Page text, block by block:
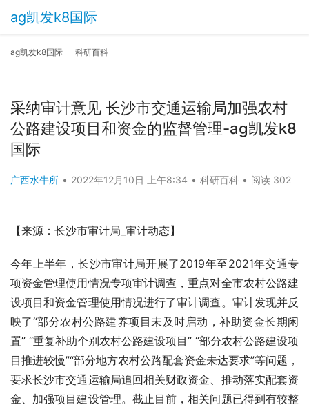
ag凯发k8国际
ag凯发k8国际 科研百科
采纳审计意见 长沙市交通运输局加强农村
公路建设项目和资金的监督管理-ag凯发k8
国际
广西水牛所 • 2022年12月10日 上午8:34 • 科研百科 • 阅读 302
【来源：长沙市审计局_审计动态】
今年上半年，长沙市审计局开展了2019年至2021年交通专
项资金管理使用情况专项审计调查，重点对全市农村公路建
设项目和资金管理使用情况进行了审计调查。审计发现并反
映了“部分农村公路建养项目未及时启动，补助资金长期闲
置” “重复补助个别农村公路建设项目” “部分农村公路建设项
目推进较慢”“部分地方农村公路配套资金未达要求”等问题，
要求长沙市交通运输局追回相关财政资金、推动落实配套资
金、加强项目建设管理。截止目前，相关问题已得到有较整